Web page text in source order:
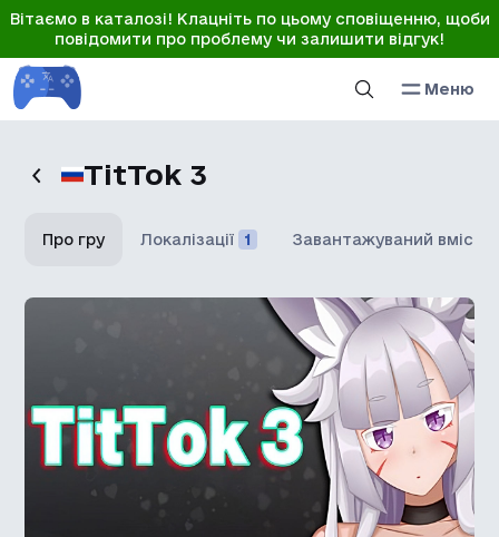
Вітаємо в каталозі! Клацніть по цьому сповіщенню, щоби
повідомити про проблему чи залишити відгук!
Меню
TitTok 3
Про гру Локалізації 1 Завантажуваний вміст